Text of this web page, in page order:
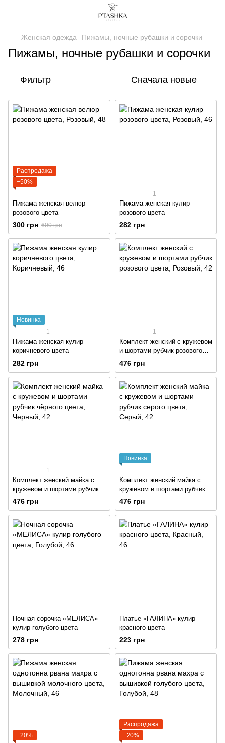
Женская одежда Пижамы, ночные рубашки и сорочки
Пижамы, ночные рубашки и сорочки
Фильтр Сначала новые
Распродажа
−50%
Пижама женская велюр
розового цвета
300 грн 600 грн
1
Пижама женская кулир
розового цвета
282 грн
Новинка
1
Пижама женская кулир
коричневого цвета
282 грн
1
Комплект женский с кружевом
и шортами рубчик розового
цвета
476 грн
1
Комплект женский майка с
кружевом и шортами рубчик
чёрного цвета
476 грн
Новинка
Комплект женский майка с
кружевом и шортами рубчик
серого цвета
476 грн
Ночная сорочка «МЕЛИСА»
кулир голубого цвета
278 грн
Платье «ГАЛИНА» кулир
красного цвета
223 грн
−20%
Распродажа
−20%